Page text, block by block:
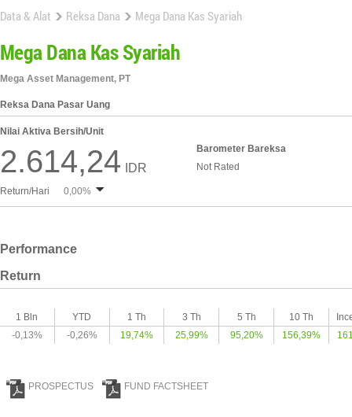
Data & Alat Reksa Dana Mega Dana Kas Syariah
Mega Dana Kas Syariah
Mega Asset Management, PT
Reksa Dana Pasar Uang
Nilai Aktiva Bersih/Unit
2.614,24 IDR
Barometer Bareksa
Not Rated
Return/Hari 0,00%
Performance
Return
1 Bln YTD 1 Th 3 Th 5 Th 10 Th
-0,13%
-0,26% 19,74% 25,99% 95,20% 156,39%
PROSPECTUS FUND FACTSHEET